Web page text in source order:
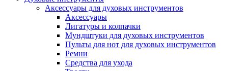
Аксессуары для духовых инструментов
Аксессуары
Лигатуры и колпачки
Мундштуки для духовых инструментов
Пульты для нот для духовых инструментов
Ремни
Средства для ухода